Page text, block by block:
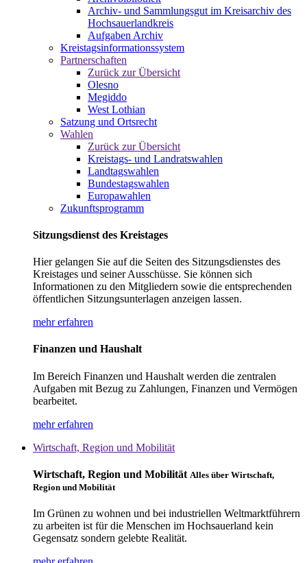
Archiv- und Sammlungsgut im Kreisarchiv des
Hochsauerlandkreis
Aufgaben Archiv
Kreistagsinformationssystem
Partnerschaften
Zurück zur Übersicht
Olesno
Megiddo
West Lothian
Satzung und Ortsrecht
Wahlen
Zurück zur Übersicht
Kreistags- und Landratswahlen
Landtagswahlen
Bundestagswahlen
Europawahlen
Zukunftsprogramm
Sitzungsdienst des Kreistages
Hier gelangen Sie auf die Seiten des Sitzungsdienstes des
Kreistages und seiner Ausschüsse. Sie können sich
Informationen zu den Mitgliedern sowie die entsprechenden
öffentlichen Sitzungsunterlagen anzeigen lassen.
mehr erfahren
Finanzen und Haushalt
Im Bereich Finanzen und Haushalt werden die zentralen
Aufgaben mit Bezug zu Zahlungen, Finanzen und Vermögen
bearbeitet.
mehr erfahren
Wirtschaft, Region und Mobilität
Wirtschaft, Region und Mobilität Alles über Wirtschaft,
Region und Mobilität
Im Grünen zu wohnen und bei industriellen Weltmarktführern
zu arbeiten ist für die Menschen im Hochsauerland kein
Gegensatz sondern gelebte Realität.